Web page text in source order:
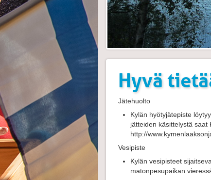
Hyvä
Jätehuolto
Kylän hyötyjätepiste
jätteiden käsittelystä saat
http://
Vesipiste
Kylän vesipisteet
matonpesupaikan